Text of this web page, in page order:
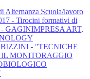
Alternanza Scuola/lavoro
- Tirocini formativi di
- GAGINIMPRESA ART,
- "TECNICHE
MONITORAGGIO